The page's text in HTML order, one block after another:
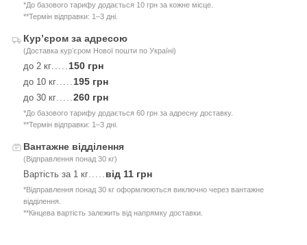
*До базового тарифу додається 10 грн за кожне місце.
**Термін відправки: 1–3 дні.
Курʼєром за адресою
(Доставка курʼєром Нової пошти по Україні)
до 2 кг.....150 грн
до 10 кг.....195 грн
до 30 кг.....260 грн
*До базового тарифу додається 60 грн за адресну доставку.
**Термін відправки: 1–3 дні.
Вантажне відділення
(Відправлення понад 30 кг)
Вартість за 1 кг..... від 11 грн
*Відправлення понад 30 кг оформлюються виключно через вантажне
відділення.
**Кінцева вартість залежить від напрямку доставки.